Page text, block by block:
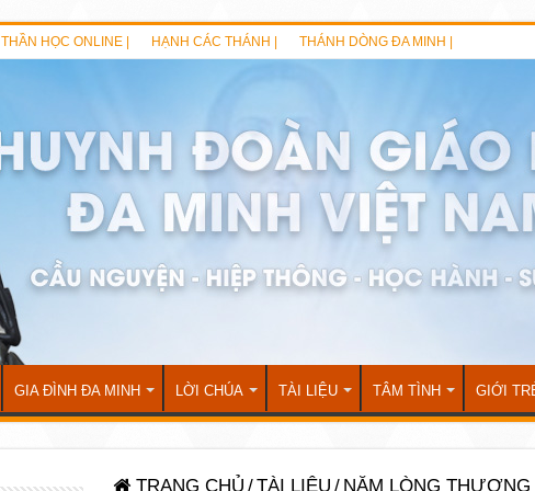
THẦN HỌC ONLINE | HẠNH CÁC THÁNH | THÁNH DÒNG ĐA MINH |
GIA ĐÌNH ĐA MINH LỜI CHÚA TÀI LIỆU TÂM TÌNH GIỚI
TRANG CHỦ /TÀI LIỆU / NĂM LÒNG THƯƠNG